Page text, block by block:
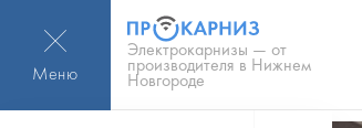
Меню
Электрокарнизы — от
производителя в Нижнем
Новгороде